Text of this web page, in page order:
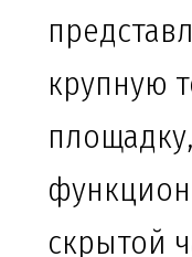
крупную
площадку,
скрытой